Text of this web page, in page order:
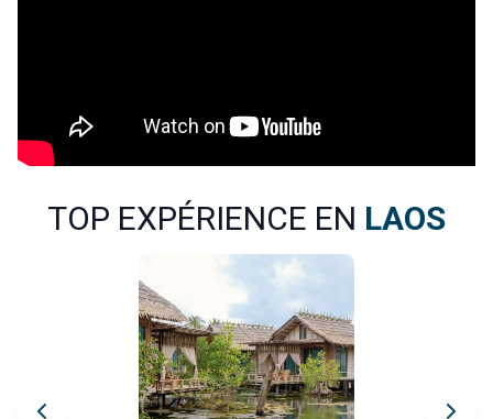
TOP EXPÉRIENCE EN LAOS